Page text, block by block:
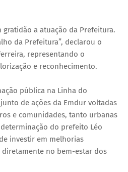
a atuação da Prefeitura.
da Prefeitura”, declarou o
representando o
e reconhecimento.
pública na Linha do
de ações da Emdur voltadas
e comunidades, tanto urbanas
do prefeito Léo
investir em melhorias
no bem-estar dos